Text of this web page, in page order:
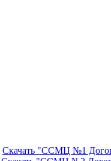
Скачать "ССМЦ №1